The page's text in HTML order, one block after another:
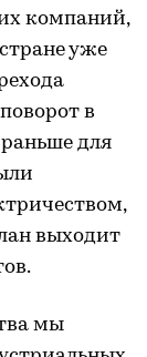
компаний,
уже
в
для
выходит
мы